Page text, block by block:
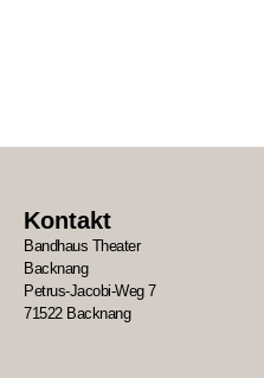
Kontakt
Bandhaus Theater
Backnang
Petrus-Jacobi-Weg 7
71522 Backnang